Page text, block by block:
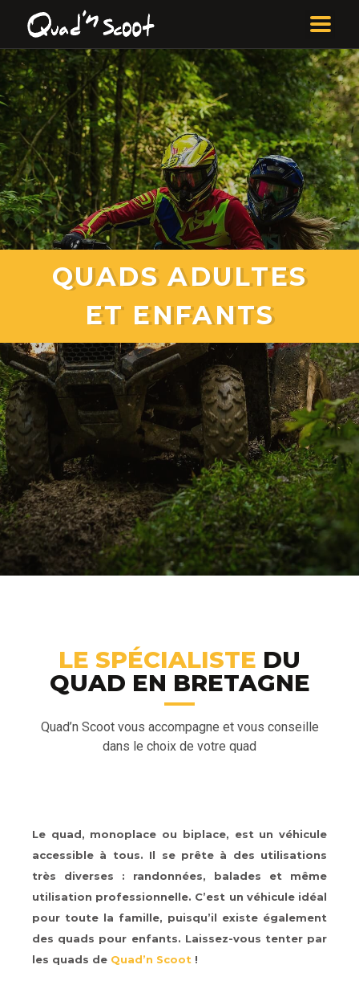
QUADS ADULTES
ET ENFANTS
LE SPÉCIALISTE DU
QUAD EN BRETAGNE
Quad’n Scoot vous accompagne et vous conseille
dans le choix de votre quad
Le quad, monoplace ou biplace, est un véhicule
accessible à tous. Il se prête à des utilisations
très diverses : randonnées, balades et même
utilisation professionnelle. C’est un véhicule idéal
pour toute la famille, puisqu’il existe également
des quads pour enfants. Laissez-vous tenter par
les quads de Quad’n Scoot !